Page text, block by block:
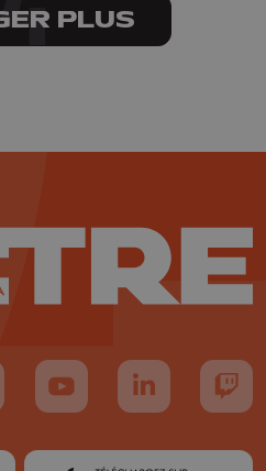
PLUS
Instagram
nous sur TikTok
Suivez-nous sur YouTube
Suivez-nous